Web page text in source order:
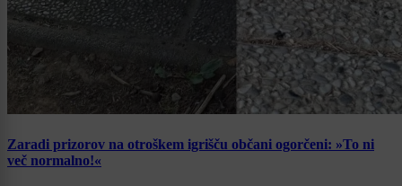
Zaradi prizorov na otroškem igrišču občani ogorčeni: »To ni
več normalno!«